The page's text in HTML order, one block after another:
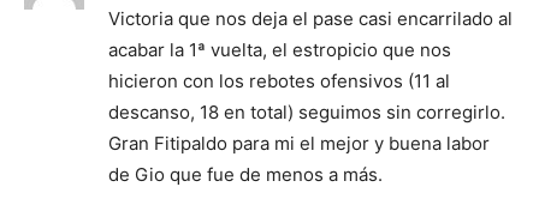
Victoria que nos deja el pase casi encarrilado al
acabar la 1ª vuelta, el estropicio que nos
hicieron con los rebotes ofensivos (11 al
descanso, 18 en total) seguimos sin corregirlo.
Gran Fitipaldo para mi el mejor y buena labor
de Gio que fue de menos a más.